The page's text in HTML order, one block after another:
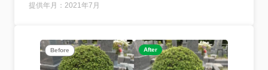
提供年月：2021年7月
Before After